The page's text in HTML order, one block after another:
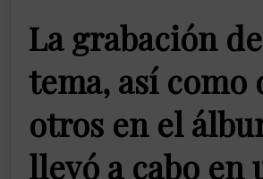
La grabación
tema, así como
otros en el
llevó a cabo en